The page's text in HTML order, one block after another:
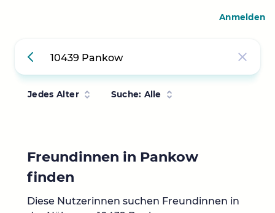
Jedes Alter Suche: Alle
Freundinnen in Pankow
finden
Diese Nutzerinnen suchen Freundinnen in
Anmelden